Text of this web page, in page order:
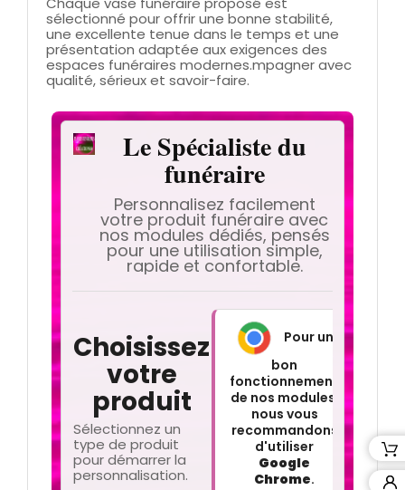
sélectionné pour offrir une bonne stabilité,
une excellente tenue dans le temps et une
présentation adaptée aux exigences des
espaces funéraires modernes.mpagner avec
qualité, sérieux et savoir-faire.
Le Spécialiste du
funéraire
Personnalisez facilement
votre produit funéraire avec
nos modules dédiés, pensés
pour une utilisation simple,
rapide et confortable.
Choisissez
votre
produit
Sélectionnez un
type de produit
pour démarrer la
personnalisation.
Pour un
bon
fonctionnement
de nos modules,
nous vous
recommandons
d'utiliser
Google
Chrome.